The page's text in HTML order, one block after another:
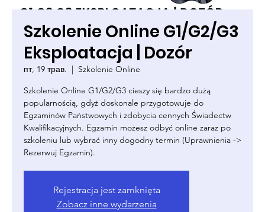
Szkolenie Online G1/G2/G3
Eksploatacja | Dozór
пт, 19 трав.
  |
Szkolenie Online
Szkolenie Online G1/G2/G3 cieszy się bardzo dużą
popularnością, gdyż doskonale przygotowuje do
Egzaminów Państwowych i zdobycia cennych Świadectw
Kwalifikacyjnych. Egzamin możesz odbyć online zaraz po
szkoleniu lub wybrać inny dogodny termin (Uprawnienia ->
Rezerwuj Egzamin).
Rejestracja jest zamknięta
Zobacz inne wydarzenia